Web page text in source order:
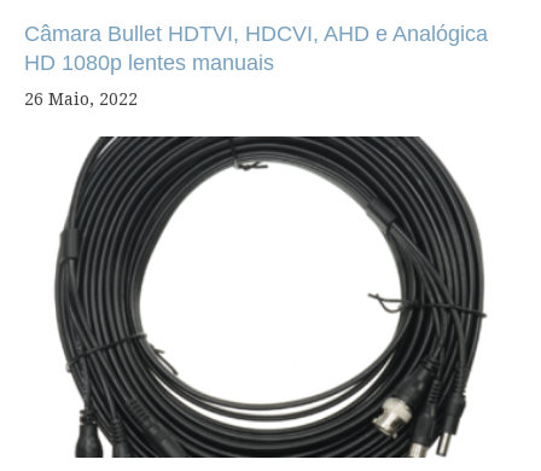
Câmara Bullet HDTVI, HDCVI, AHD e Analógica
HD 1080p lentes manuais
26 Maio, 2022